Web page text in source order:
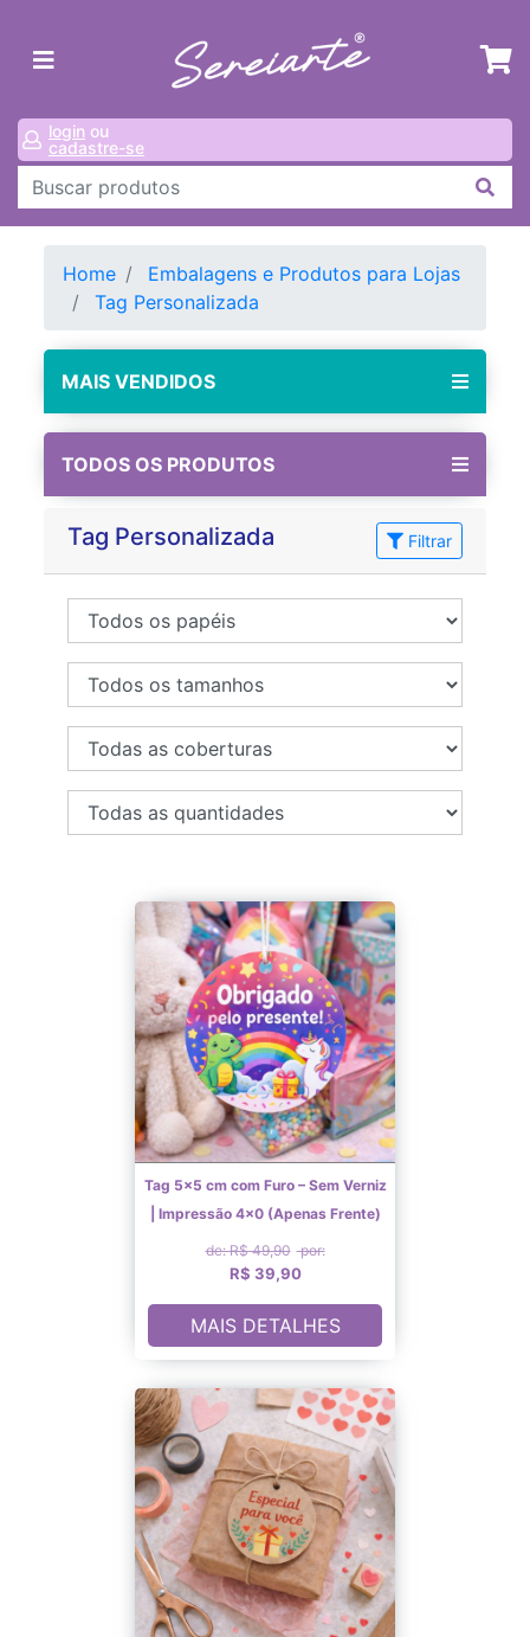
login ou
cadastre-se
Home
Embalagens e Produtos para Lojas
Tag Personalizada
MAIS VENDIDOS
TODOS OS PRODUTOS
Tag Personalizada Filtrar
Tag 5x5 cm com Furo – Sem Verniz
| Impressão 4×0 (Apenas Frente)
de: R$ 49,90 por:
R$ 39,90
MAIS DETALHES